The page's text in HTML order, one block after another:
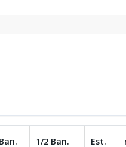
Ban. 1/2 Ban. Est.